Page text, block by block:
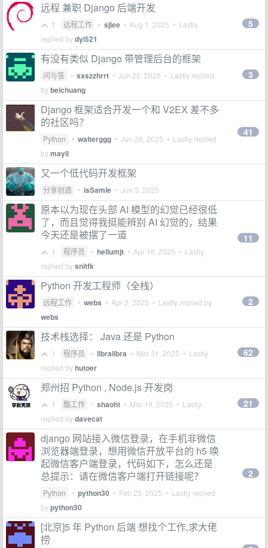
远程 兼职 Django 后端开发
1 远程工作 • sjlee • Aug 1, 2025 • Lastly
replied bydyl521
5
有没有类似 Django 带管理后台的框架
问与答 • sxszzhrrt • Jun 20, 2025 • Lastly replied
bybeichuang
3
Django 框架适合开发一个和 V2EX 差不多
的社区吗？
Python • walterggg • Jun 26, 2025 • Lastly replied
bymayli
41
又一个低代码开发框架
分享创造 • isSamle • Jun 3, 2025
原本以为现在头部 AI 模型的幻觉已经很低
了，而且觉得我挺能辨别 AI 幻觉的，结果
今天还是被摆了一道
1 程序员 • heliumjt • Apr 16, 2025 • Lastly
replied bysnitfk
11
Python 开发工程师（全栈）
远程工作 • webs • Apr 2, 2025 • Lastly replied by
webs
2
技术栈选择： Java 还是 Python
1 程序员 • libralibra • Mar 31, 2025 • Lastly
replied byhutoer
62
郑州招 Python , Node.js 开发岗
1 酷工作 • shaoht • Mar 19, 2025 • Lastly
replied bydavecat
21
django 网站接入微信登录，在手机非微信
浏览器端登录，想用微信开放平台的 h5 唤
起微信客户端登录，代码如下，怎么还是
总提示：请在微信客户端打开链接呢？
Python • python30 • Feb 23, 2025 • Lastly replied
bypython30
2
[北京]5 年 Python 后端 想找个工作,求大佬
捞